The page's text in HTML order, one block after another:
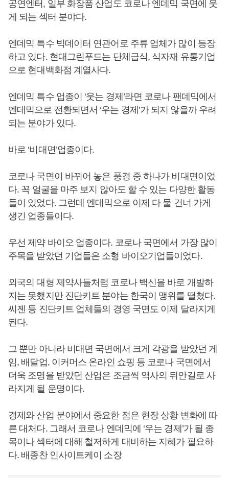
공연엔터, 일부 화장품 산업도 코로나 엔데믹 국면에 웃
게 되는 섹터 분야다.
엔데믹 특수 빅데이터 연관어로 주류 업체가 많이 등장
하고 있다. 현대그린푸드는 단체급식, 식자재 유통기업
으로 현대백화점 계열사다.
엔데믹 특수 업종이 ‘웃는 경제’라면 코로나 팬데믹에서
엔데믹으로 전환되면서 ‘우는 경제’가 되지 않을까 우려
되는 분야가 있다.
바로 ‘비대면’업종이다.
코로나 국면이 바뀌어 놓은 풍경 중 하나가 비대면이었
다. 꼭 얼굴을 마주 보지 않아도 할 수 있는 다양한 활동
들이 있었다. 그런데 엔데믹으로 이제 다 물 건너 가게
생긴 업종들이다.
우선 제약 바이오 업종이다. 코로나 국면에서 가장 많이
주목을 받았던 기업들은 소형 바이오기업들이었다.
외국의 대형 제약사들처럼 코로나 백신을 바로 개발하
지는 못했지만 진단키트 분야는 한국이 맹위를 떨쳤다.
씨젠 등 진단키트 업체들의 경영 국면도 이제 달라지게
된다.
그 뿐만 아니라 비대면 국면에서 크게 각광을 받았던 게
임, 배달업, 이커머스 온라인 쇼핑 등 코로나 국면에서
더욱 조명을 받았던 산업은 조금씩 역사의 뒤안길로 사
라지게 될 운명이다.
경제와 산업 분야에서 중요한 점은 현장 상황 변화에 따
른 대처다. 그래서 코로나 엔데믹에 ‘우는 경제’가 될 종
목이나 섹터에 대해 철저하게 대비하는 지혜가 필요하
다. 배종찬 인사이트케이 소장